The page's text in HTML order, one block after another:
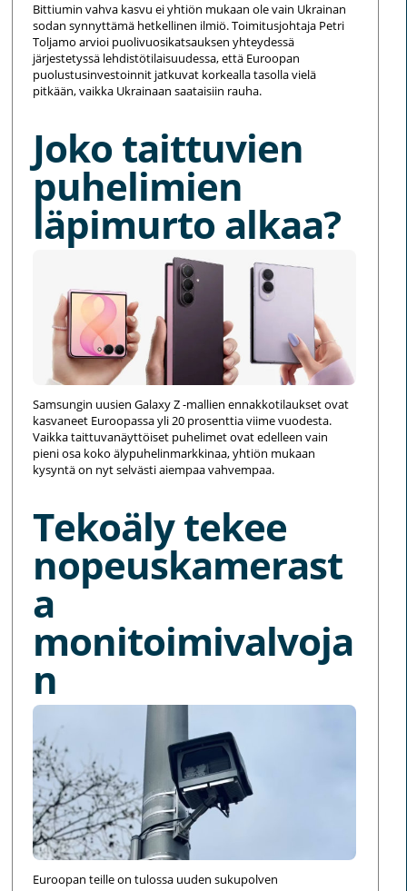
Bittiumin vahva kasvu ei yhtiön mukaan ole vain Ukrainan
sodan synnyttämä hetkellinen ilmiö. Toimitusjohtaja Petri
Toljamo arvioi puolivuosikatsauksen yhteydessä
järjestetyssä lehdistötilaisuudessa, että Euroopan
puolustusinvestoinnit jatkuvat korkealla tasolla vielä
pitkään, vaikka Ukrainaan saataisiin rauha.
Joko taittuvien
puhelimien
läpimurto alkaa?
Samsungin uusien Galaxy Z -mallien ennakkotilaukset ovat
kasvaneet Euroopassa yli 20 prosenttia viime vuodesta.
Vaikka taittuvanäyttöiset puhelimet ovat edelleen vain
pieni osa koko älypuhelinmarkkinaa, yhtiön mukaan
kysyntä on nyt selvästi aiempaa vahvempaa.
Tekoäly tekee
nopeuskamerast
a
monitoimivalvoja
n
Euroopan teille on tulossa uuden sukupolven